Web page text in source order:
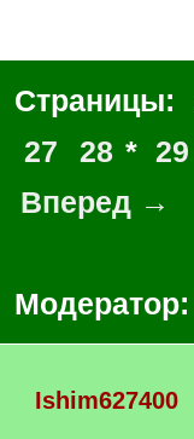
Страницы:
27
28 * 29
Вперед →
Модератор:
Ishim627400